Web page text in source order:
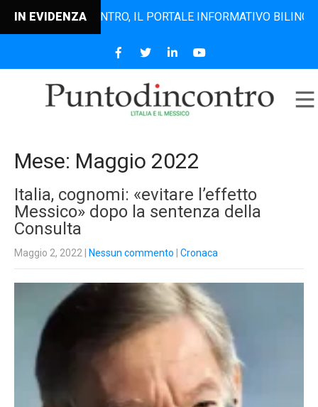
IN EVIDENZA IL PORTALE INFORMATIVO BILINGUE
Mese: Maggio 2022
Italia, cognomi: «evitare l’effetto
Messico» dopo la sentenza della
Consulta
Maggio 2, 2022 Nessun commento Cronaca